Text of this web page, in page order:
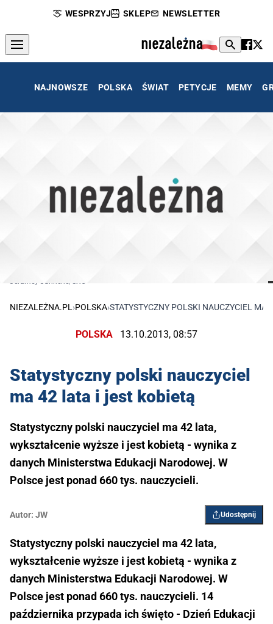
WESPRZYJ SKLEP NEWSLETTER
NAJNOWSZE POLSKA ŚWIAT PETYCJE MEMY
NIEZALEŻNA.PL ›POLSKA›STATYSTYCZNY POLSKI NAUCZYCIEL MA
POLSKA 13.10.2013, 08:57
Statystyczny polski nauczyciel
ma 42 lata i jest kobietą
Statystyczny polski nauczyciel ma 42 lata,
wykształcenie wyższe i jest kobietą - wynika z
danych Ministerstwa Edukacji Narodowej. W
Polsce jest ponad 660 tys. nauczycieli.
Autor: JW Udostępnij
Statystyczny polski nauczyciel ma 42 lata,
wykształcenie wyższe i jest kobietą - wynika z
danych Ministerstwa Edukacji Narodowej. W
Polsce jest ponad 660 tys. nauczycieli. 14
października przypada ich święto - Dzień Edukacji